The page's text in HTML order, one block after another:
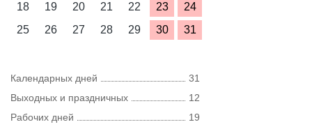
18
19 20 21 22 23
24
25
26 27 28 29 30 31
Календарных дней
31
Выходных и праздничных
12
Рабочих дней
19